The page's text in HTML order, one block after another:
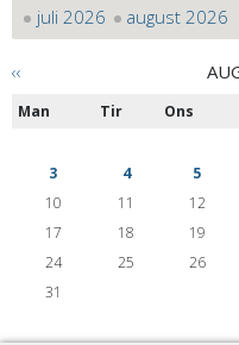
juli 2026
august 2026
‹‹
Man Tir Ons
3
4 5
10
11 12
17
18 19
24
25 26
31